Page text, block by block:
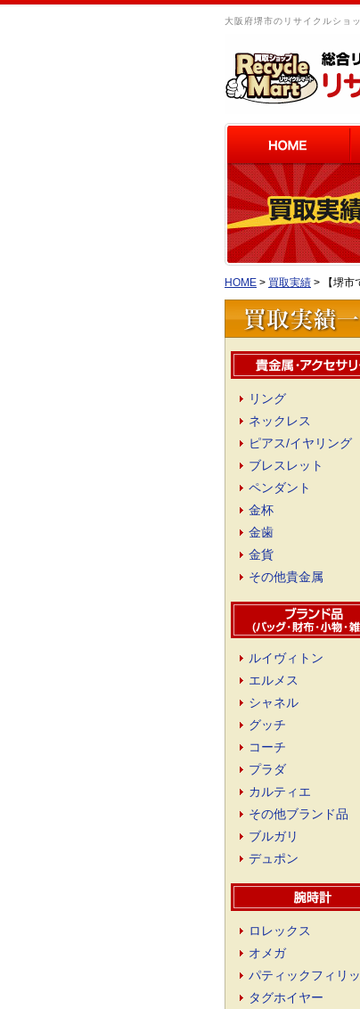
大阪府堺市のリサイクルショ
HOME > 買取実績 > 【堺
リング
ネックレス
ピアス/イヤリング
ブレスレット
ペンダント
金杯
金歯
金貨
その他貴金属
ルイヴィトン
エルメス
シャネル
グッチ
コーチ
プラダ
カルティエ
その他ブランド品
ブルガリ
デュポン
ロレックス
オメガ
パティックフィリ
タグホイヤー